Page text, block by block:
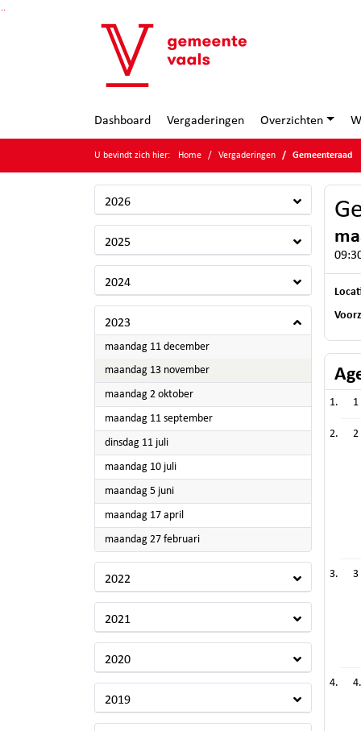
Dashboard Vergaderingen Overzichten
U bevindt zich hier: Home Vergaderingen Gemeenteraad
2026
2025
2024
2023
maandag 11 december2023
maandag 13 november2023
maandag 2 oktober2023
maandag 11 september2023
dinsdag 11 juli2023
maandag 10 juli2023
maandag 5 juni2023
maandag 17 april
maandag 27 februari2023
2022
2021
2020
2019
1
2
3